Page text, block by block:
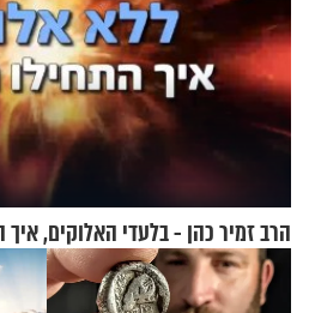
הרב זמיר כהן - בלעדי האלוקים, איך